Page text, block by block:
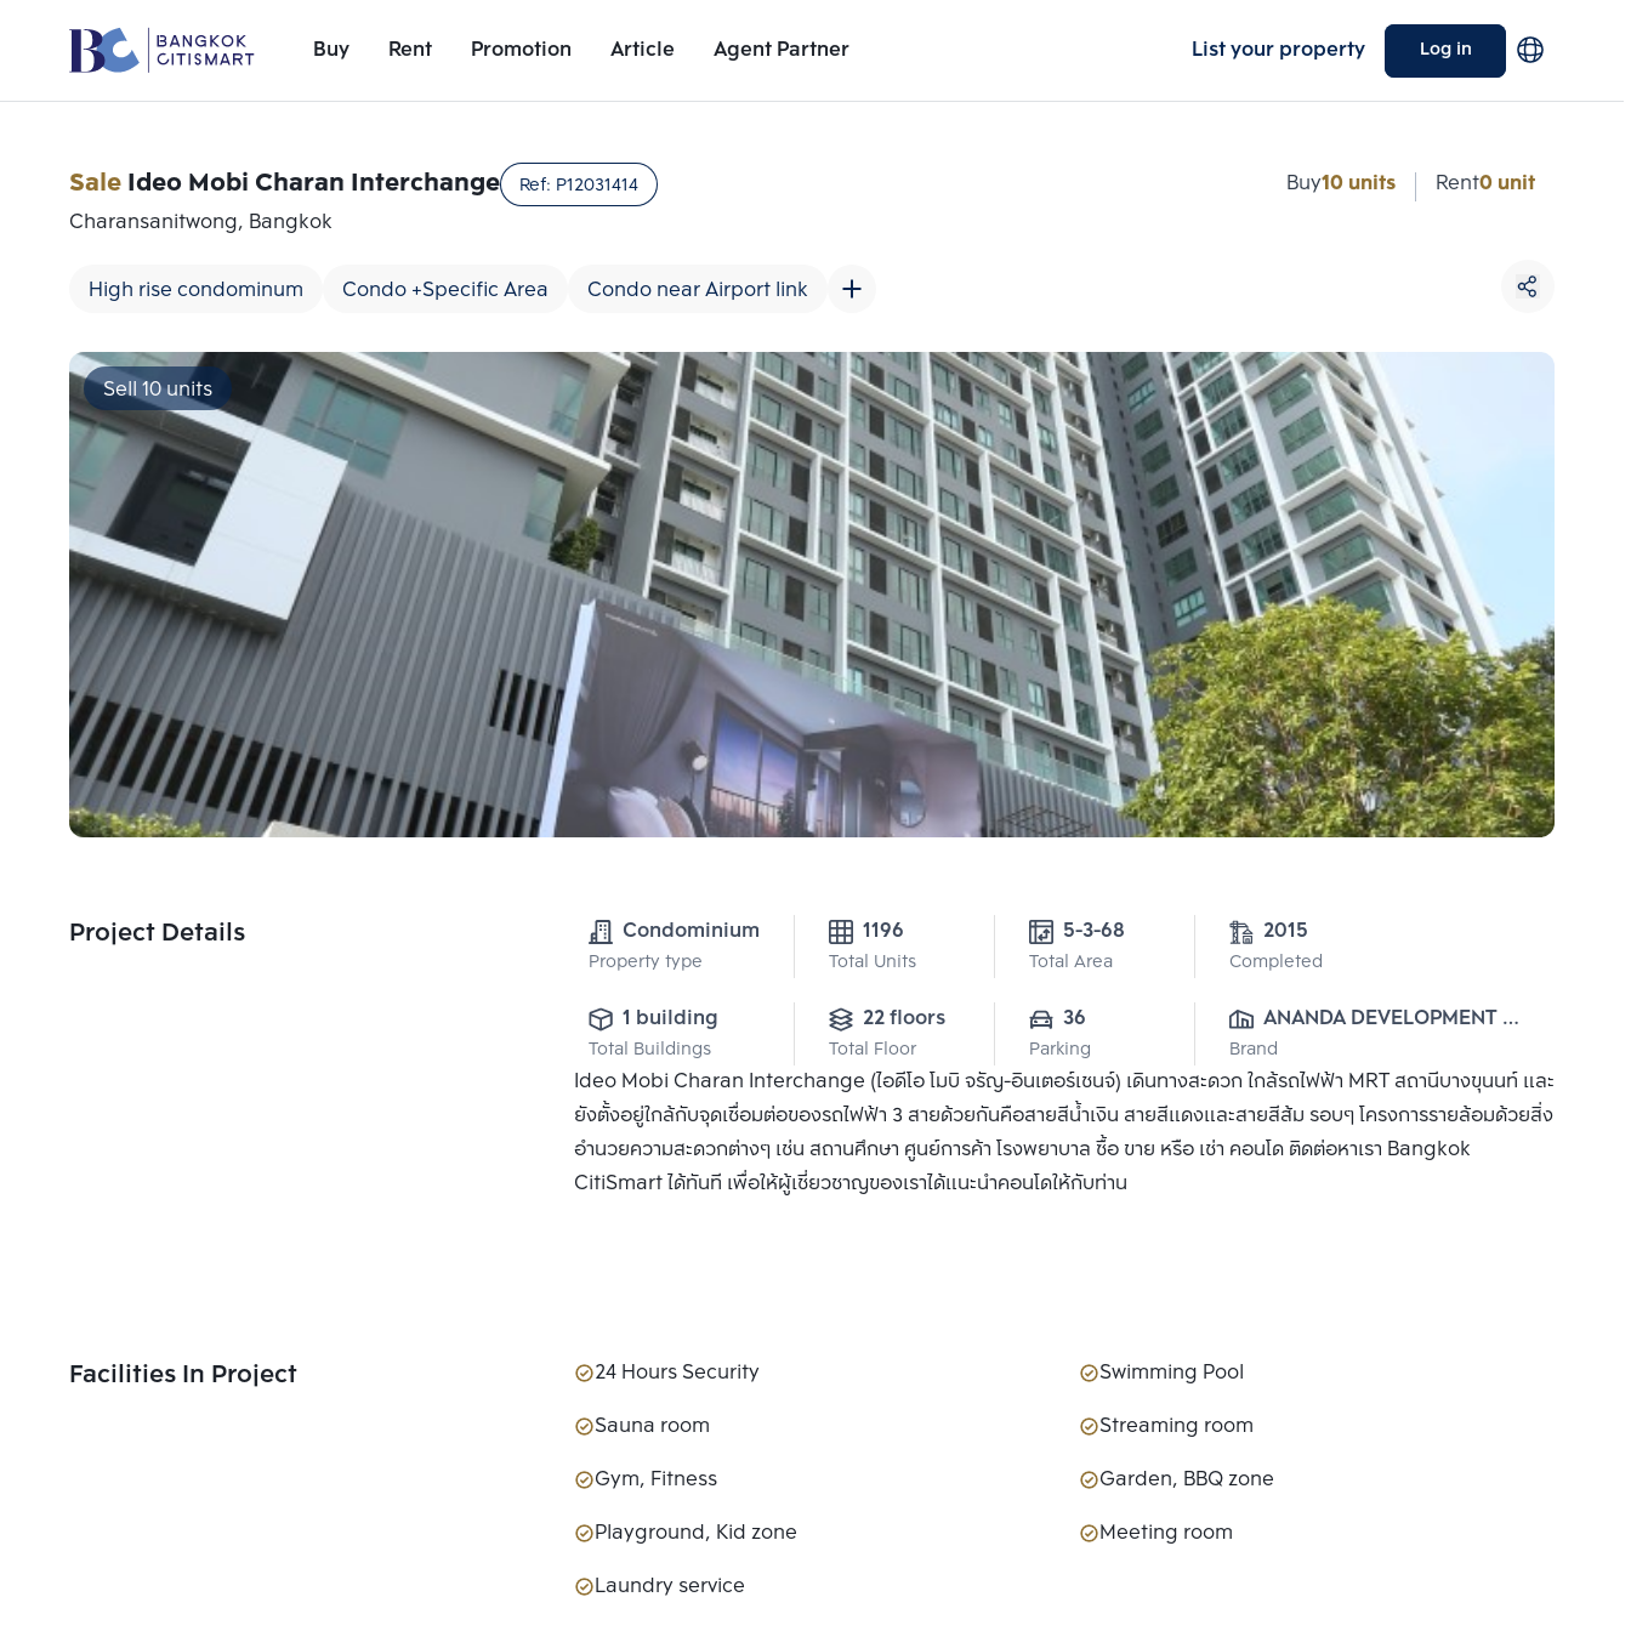
Buy Rent Promotion Article Agent Partner List your property Log in
Project Details
SaleIdeo Mobi Charan Interchange Ref: P12031414
Charansanitwong, Bangkok
High rise condominum Condo +Specific Area Condo near Airport link
Buy10 units Rent0 unit
Sell 10 units
Project Details Condominium
Property type
1196
Total Units Total Area
2015
Completed
1 building
Total Buildings
22 floors
Total Floor
36
Parking
ANANDA DEVELOPMENT
PUBLIC CO., LTD.
Brand
Ideo Mobi Charan Interchange (ไอดีโอ โมบิ จรัญ-อินเตอร์เชนจ์) เดินทางสะดวก ใกล้รถไฟฟ้า MRT สถานีบางขุนนท์ และ
ยังตั้งอยู่ใกล้กับจุดเชื่อมต่อของรถไฟฟ้า 3 สายด้วยกันคือสายสีน้ำเงิน สายสีแดงและสายสีส้ม รอบๆ โครงการรายล้อมด้วยสิ่ง
อำนวยความสะดวกต่างๆ เช่น สถานศึกษา ศูนย์การค้า โรงพยาบาล ซื้อ ขาย หรือ เช่า คอนโด ติดต่อหาเรา Bangkok
CitiSmart ได้ทันที เพื่อให้ผู้เชี่ยวชาญของเราได้แนะนำคอนโดให้กับท่าน
Facilities In Project 24 Hours Security
Swimming Pool
Sauna room
Streaming room
Gym, Fitness
Garden, BBQ zone
Playground, Kid zone
Meeting room
Laundry service
Add comparative units
Number 1
Add comparative units
Number 2
Add comparative units
Number 3
Choose comparative unit
Maximum 3 units
Compare
Clear all